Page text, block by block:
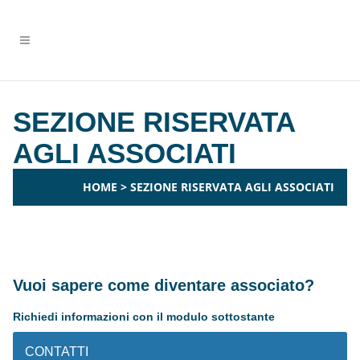
SEZIONE RISERVATA
AGLI ASSOCIATI
HOME > SEZIONE RISERVATA AGLI ASSOCIATI
Vuoi sapere come diventare associato?
Richiedi informazioni con il modulo sottostante
CONTATTI